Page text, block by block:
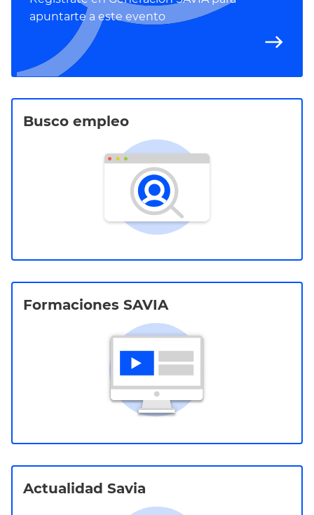
apuntarte a este evento
east
Busco empleo
Formaciones SAVIA
Actualidad Savia